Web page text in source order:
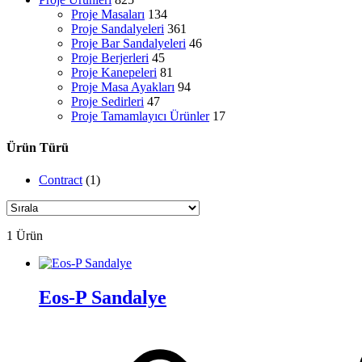
Proje Masaları 134
Proje Sandalyeleri 361
Proje Bar Sandalyeleri 46
Proje Berjerleri 45
Proje Kanepeleri 81
Proje Masa Ayakları 94
Proje Sedirleri 47
Proje Tamamlayıcı Ürünler 17
Ürün Türü
Contract (1)
1 Ürün
Eos-P Sandalye